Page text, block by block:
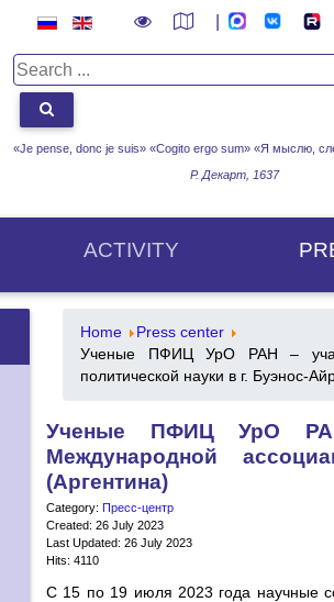
«Je pense, donc je suis» «Cogito ergo sum» «Я мыслю,
Р. Декарт, 1637
ACTIVITY
Home
Press center
Ученые ПФИЦ УрО РАН –
политической науки в г. Буэнос-
Ученые ПФИЦ УрО РАН
Международной
(Аргентина)
Category: Пресс-центр
Created: 26 July 2023
Last Updated: 26 July 2023
Hits: 4110
С 15 по 19 июля 2023 года научные